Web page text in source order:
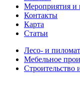
Мероприятия и
Контакты
Карта
Статьи
Лесо- и
Мебельное
Строительство